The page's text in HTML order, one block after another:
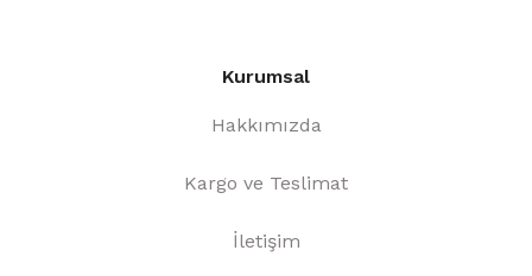
Kurumsal
Hakkımızda
Kargo ve Teslimat
İletişim